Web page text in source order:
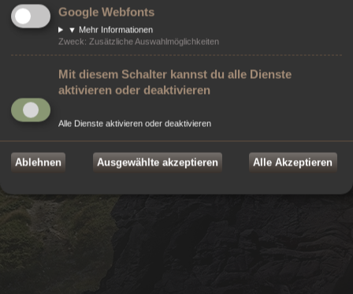
Rechteinhaber. Alle Rechte vorbehalten.
Datenschutz
Google Webfonts
▼ Mehr Informationen
Zweck: Zusätzliche Auswahlmöglichkeiten
Mit diesem Schalter kannst du alle Dienste
aktivieren oder deaktivieren
Alle Dienste aktivieren oder deaktivieren
Ablehnen Ausgewählte akzeptieren Alle Akzeptieren